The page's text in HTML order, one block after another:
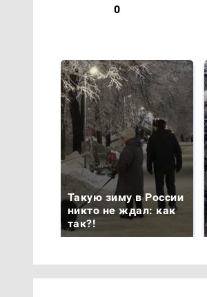
0
Такую зиму в России
никто не ждал: как
так?!